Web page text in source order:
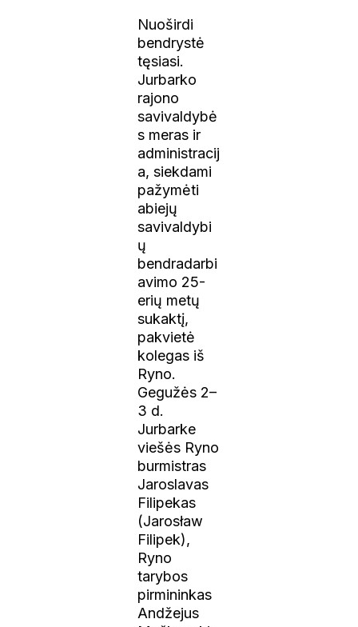
Nuoširdi
bendrystė
tęsiasi.
Jurbarko
rajono
savivaldybė
s meras ir
administracij
a, siekdami
pažymėti
abiejų
savivaldybi
ų
bendradarbi
avimo 25-
erių metų
sukaktį,
pakvietė
kolegas iš
Ryno.
Gegužės 2–
3 d.
Jurbarke
viešės Ryno
burmistras
Jaroslavas
Filipekas
(Jarosław
Filipek),
Ryno
tarybos
pirmininkas
Andžejus